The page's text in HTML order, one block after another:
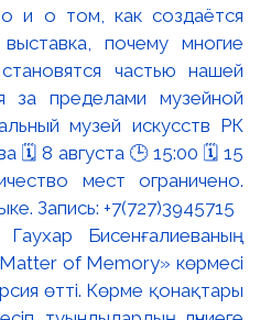
и о том, как создаётся
почему многие
частью нашей
за пределами музейной
музей искусств РК
🗓 8 августа 🕒 15:00 🗓 15
мест ограничено.
Запись: +7(727)3945715